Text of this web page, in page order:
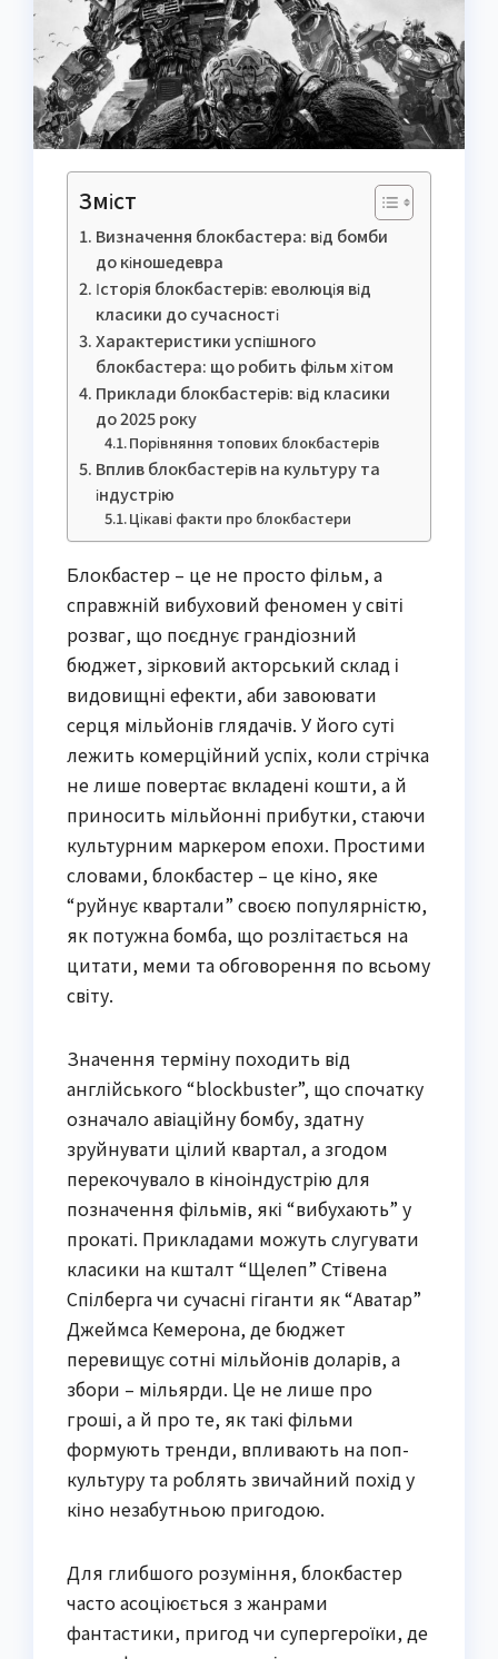
Зміст
Визначення блокбастера: від бомби
до кіношедевра
Історія блокбастерів: еволюція від
класики до сучасності
Характеристики успішного
блокбастера: що робить фільм хітом
Приклади блокбастерів: від класики
до 2025 року
Порівняння топових блокбастерів
Вплив блокбастерів на культуру та
індустрію
Цікаві факти про блокбастери
Блокбастер – це не просто фільм, а
справжній вибуховий феномен у світі
розваг, що поєднує грандіозний
бюджет, зірковий акторський склад і
видовищні ефекти, аби завоювати
серця мільйонів глядачів. У його суті
лежить комерційний успіх, коли стрічка
не лише повертає вкладені кошти, а й
приносить мільйонні прибутки, стаючи
культурним маркером епохи. Простими
словами, блокбастер – це кіно, яке
“руйнує квартали” своєю популярністю,
як потужна бомба, що розлітається на
цитати, меми та обговорення по всьому
світу.
Значення терміну походить від
англійського “blockbuster”, що спочатку
означало авіаційну бомбу, здатну
зруйнувати цілий квартал, а згодом
перекочувало в кіноіндустрію для
позначення фільмів, які “вибухають” у
прокаті. Прикладами можуть слугувати
класики на кшталт “Щелеп” Стівена
Спілберга чи сучасні гіганти як “Аватар”
Джеймса Кемерона, де бюджет
перевищує сотні мільйонів доларів, а
збори – мільярди. Це не лише про
гроші, а й про те, як такі фільми
формують тренди, впливають на поп-
культуру та роблять звичайний похід у
кіно незабутньою пригодою.
Для глибшого розуміння, блокбастер
часто асоціюється з жанрами
фантастики, пригод чи супергероїки, де